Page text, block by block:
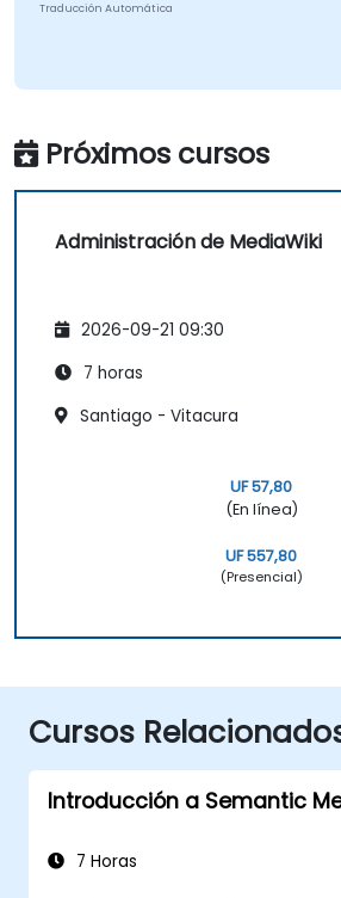
Traducción Automática
Próximos cursos
Administración de MediaWiki
2026-09-21 09:30
7 horas
Santiago - Vitacura
UF 57,80
(En línea)
UF 557,80
(Presencial)
Cursos
Introducción a Semantic
7 Horas